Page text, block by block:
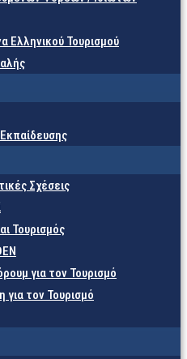
Ελληνικού Τουρισμού
Σχέσεις
Τουρισμός
για τον Τουρισμό
για τον Τουρισμό